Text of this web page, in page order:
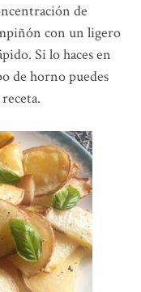
de
con un ligero
Si lo haces en
de horno puedes